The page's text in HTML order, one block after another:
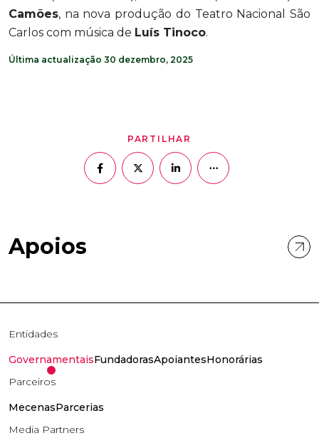
Camões, na nova produção do Teatro Nacional São
Carlos com música de Luís Tinoco.
Última actualização 30 dezembro, 2025
PARTILHAR
Apoios
Entidades
GovernamentaisFundadorasApoiantesHonorárias
Parceiros
MecenasParcerias
Media Partners